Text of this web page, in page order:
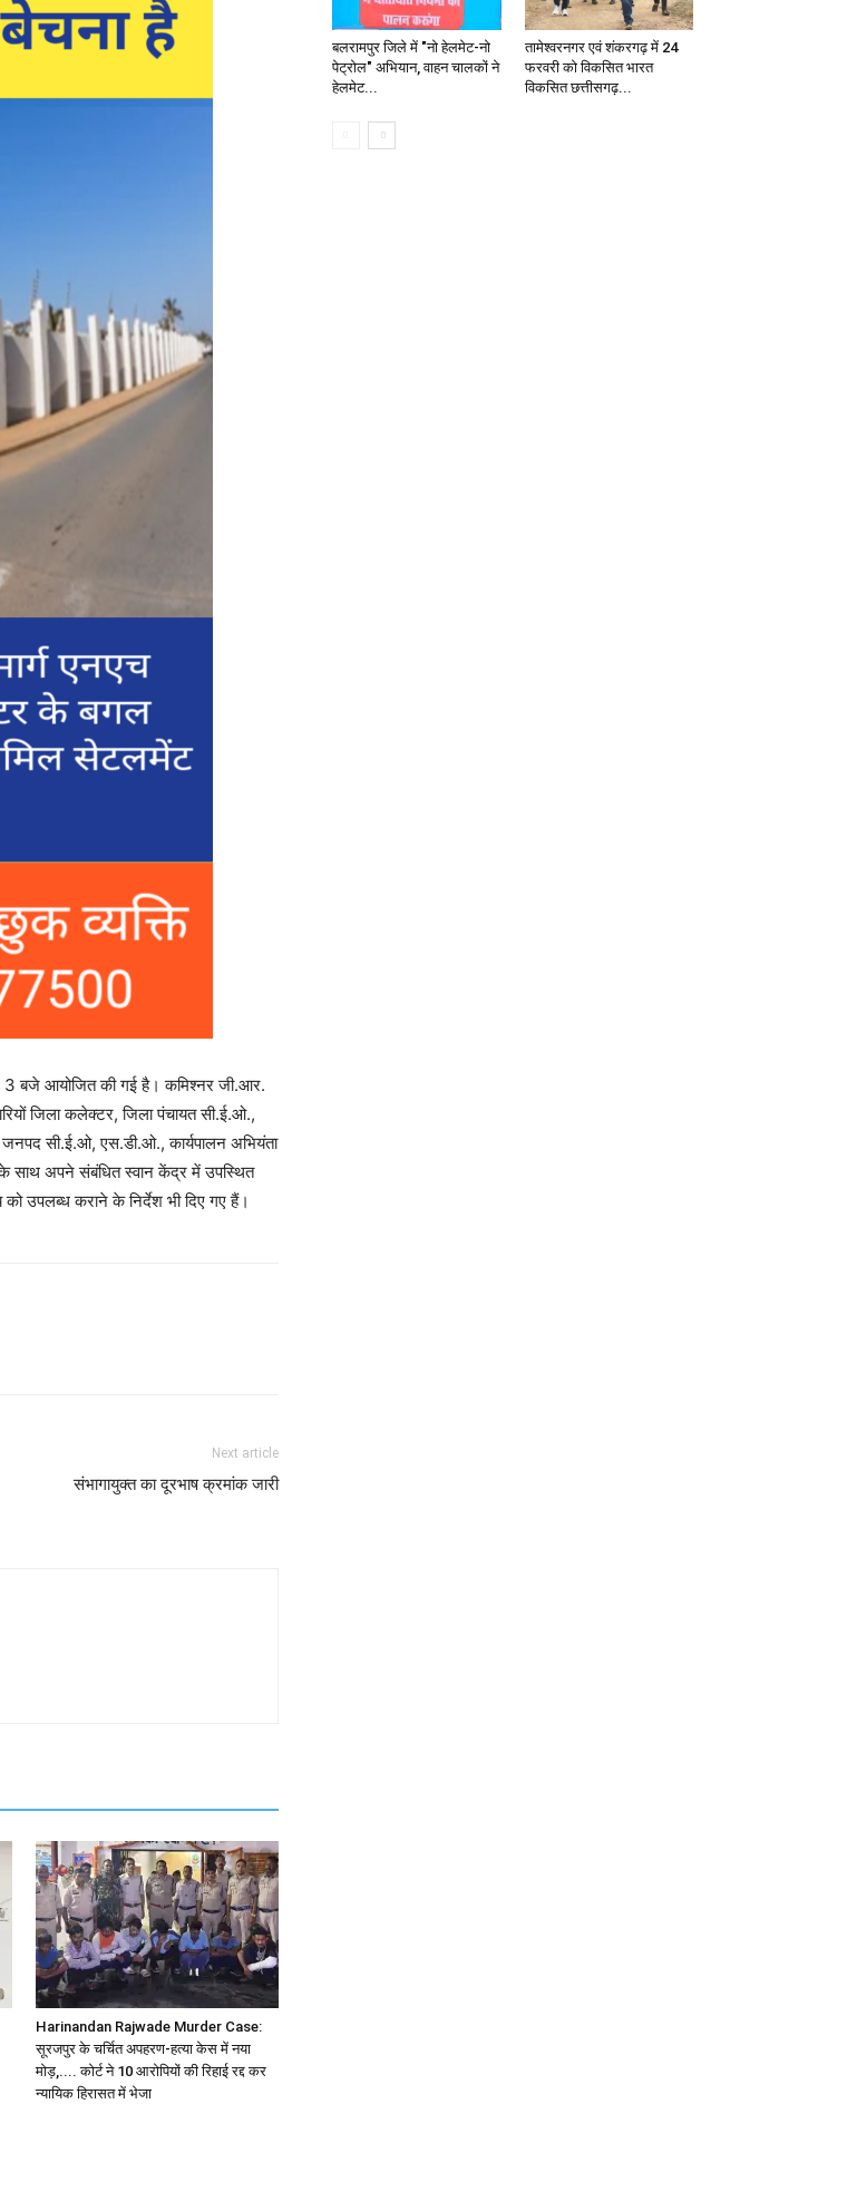
3 बजे आयोजित की गई है। कमिश्नर जी.आर.
जिला कलेक्टर, जिला पंचायत सी.ई.ओ.,
सी.ई.ओ, एस.डी.ओ., कार्यपालन अभियंता
के साथ अपने संबंधित स्वान केंद्र में उपस्थित
को उपलब्ध कराने के निर्देश भी दिए गए हैं।
Next article
संभागायुक्त का दूरभाष क्रमांक जारी
Harinandan Rajwade Murder Case:
सूरजपुर के चर्चित अपहरण-हत्या केस में नया
मोड़,.... कोर्ट ने 10 आरोपियों की रिहाई रद्द कर
न्यायिक हिरासत में भेजा
बलरामपुर जिले में "नो हेलमेट-नो
पेट्रोल" अभियान, वाहन चालकों ने
हेलमेट...
तामेश्वरनगर एवं शंकरगढ़ में 24
फरवरी को विकसित भारत
विकसित छत्तीसगढ़...